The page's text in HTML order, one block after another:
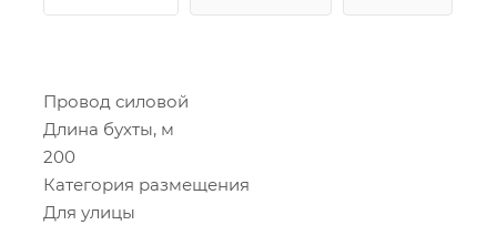
Провод силовой
Длина бухты, м
200
Категория размещения
Для улицы